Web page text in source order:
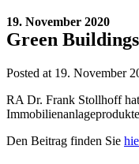
19. November 2020
Green
Posted at 19. November
RA Dr. Frank Stollhoff
Den Beitrag finden Sie